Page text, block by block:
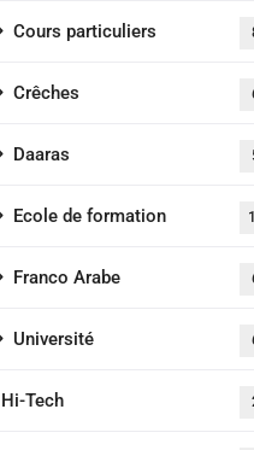
Cours particuliers
Crêches
Daaras
Ecole de formation
Franco Arabe
Université
Hi-Tech